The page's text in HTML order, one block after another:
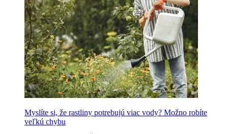
Myslíte si, že rastliny potrebujú viac vody? Možno robíte
veľkú chybu